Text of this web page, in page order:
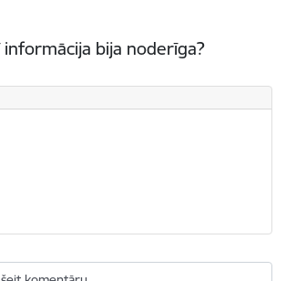
informācija bija noderīga?
bija noderīga?